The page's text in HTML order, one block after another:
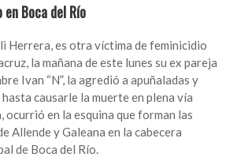
Boca del Río
Herrera, es otra víctima de feminicidio
la mañana de este lunes su ex pareja
Ivan “N”, la agredió a apuñaladas y
causarle la muerte en plena vía
ocurrió en la esquina que forman las
Allende y Galeana en la cabecera
de Boca del Río.